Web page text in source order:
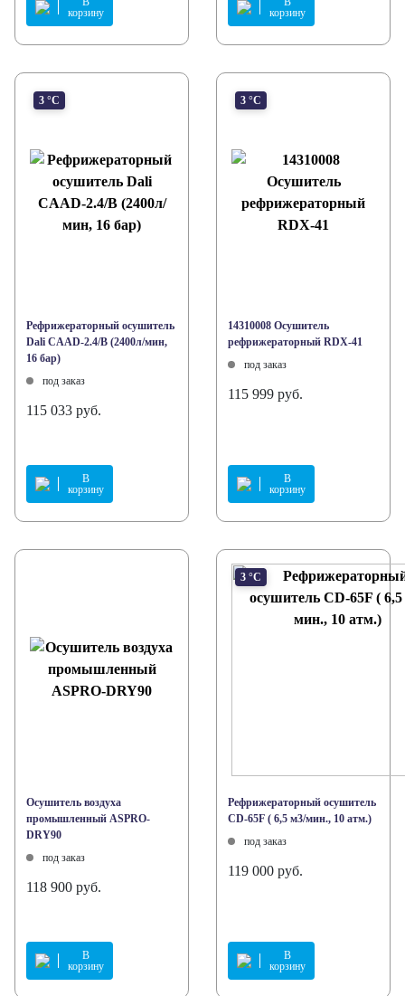
корзину
корзину
3 °С
Рефрижераторный осушитель
Dali CAAD-2.4/B (2400л/мин,
16 бар)
под заказ
115 033 руб.
В
корзину
3 °С
14310008 Осушитель
рефрижераторный RDX-41
под заказ
115 999 руб.
В
корзину
Осушитель воздуха
промышленный ASPRO-
DRY90
под заказ
118 900 руб.
В
корзину
3 °С
Рефрижераторный осушитель
CD-65F ( 6,5 м3/мин., 10 атм.)
под заказ
119 000 руб.
В
корзину